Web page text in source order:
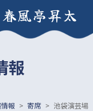
春風亭昇太
報
報 > 寄席 > 池袋演芸